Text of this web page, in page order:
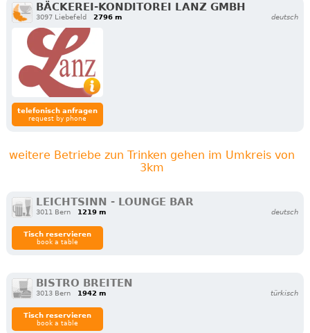
BÄCKEREI-KONDITOREI LANZ GMBH
3097 Liebefeld 2796 m deutsch
telefonisch anfragen
request by phone
weitere Betriebe zun Trinken gehen im Umkreis von
3km
LEICHTSINN - LOUNGE BAR
3011 Bern 1219 m deutsch
Tisch reservieren
book a table
BISTRO BREITEN
3013 Bern 1942 m türkisch
Tisch reservieren
book a table